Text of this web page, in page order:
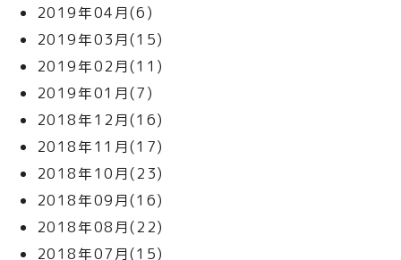
2019年04月(6)
2019年03月(15)
2019年02月(11)
2019年01月(7)
2018年12月(16)
2018年11月(17)
2018年10月(23)
2018年09月(16)
2018年08月(22)
2018年07月(15)